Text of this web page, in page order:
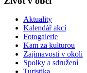
Aktuality
Kalendář akcí
Fotogalerie
Kam za kulturou
Zajímavosti v okolí
Spolky a sdružení